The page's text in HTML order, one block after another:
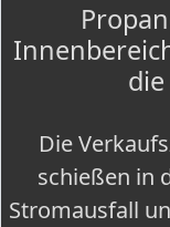
Die
schießen in
Stromausfall